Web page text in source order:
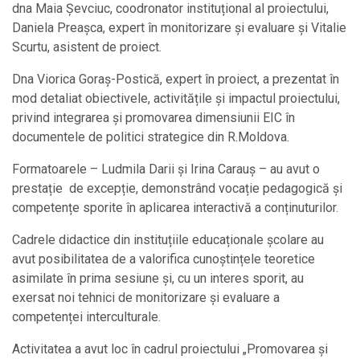
dna Maia Șevciuc, coodronator instituțional al proiectului,
Daniela Preașca, expert în monitorizare și evaluare și Vitalie
Scurtu, asistent de proiect.
Dna Viorica Goraș-Postică, expert în proiect, a prezentat în
mod detaliat obiectivele, activitățile și impactul proiectului,
privind integrarea și promovarea dimensiunii EIC în
documentele de politici strategice din R.Moldova.
Formatoarele – Ludmila Darii și Irina Carauș – au avut o
prestație de excepție, demonstrând vocație pedagogică și
competențe sporite în aplicarea interactivă a conținuturilor.
Cadrele didactice din instituțiile educaționale școlare au
avut posibilitatea de a valorifica cunoștințele teoretice
asimilate în prima sesiune și, cu un interes sporit, au
exersat noi tehnici de monitorizare și evaluare a
competenței interculturale.
Activitatea a avut loc în cadrul proiectului „Promovarea și